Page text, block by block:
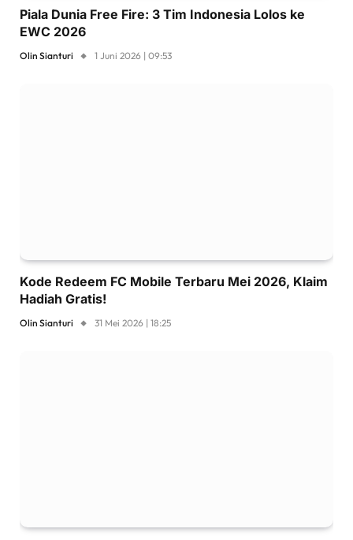
Piala Dunia Free Fire: 3 Tim Indonesia Lolos ke
EWC 2026
Olin Sianturi 1 Juni 2026 | 09:53
Kode Redeem FC Mobile Terbaru Mei 2026, Klaim
Hadiah Gratis!
Olin Sianturi 31 Mei 2026 | 18:25